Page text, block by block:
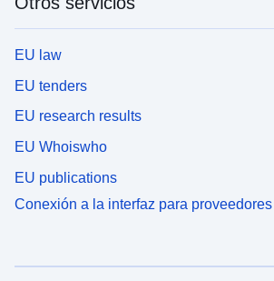
EU law
EU tenders
EU research results
EU Whoiswho
EU publications
Conexión a la interfaz para